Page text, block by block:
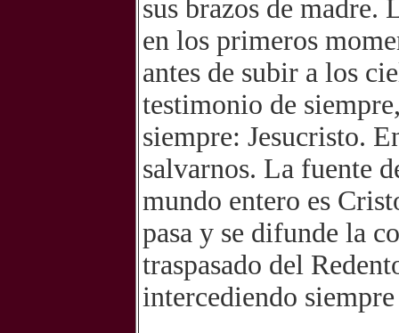
sus brazos de
en los primeros
antes de subir a los
testimonio de
siempre: Jesucristo.
salvarnos. La fuente
mundo entero es
pasa y se difunde la
traspasado del
intercediendo